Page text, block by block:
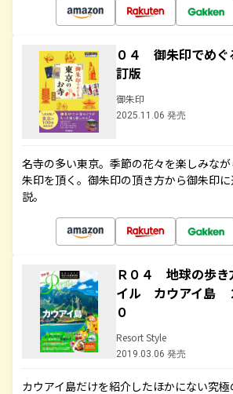
０４ 御朱印でめ
訂版
御朱印
2025.11.06 発売
名寺の多い東京。季節の花々を楽しみな
朱印を頂く。御朱印の頂き方から御朱印
説。
Ｒ０４ 地球の歩
イル カウアイ島
０
Resort Style
2019.03.06 発売
カウアイ島だけを紹介したほかにない究